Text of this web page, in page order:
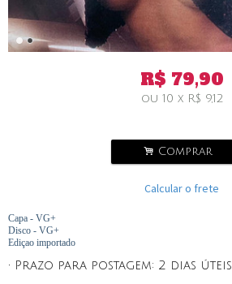
R$ 79,90
ou 10 x R$ 9,12
. Comprar
Calcular o frete
Capa - VG+
Disco - VG+
Ediçao importado
• Prazo para postagem: 2 dias úteis